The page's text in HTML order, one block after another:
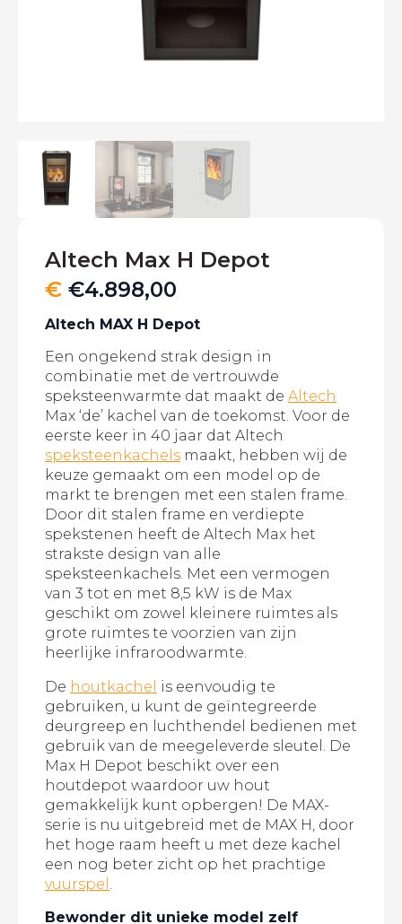
Altech Max H Depot
€ €4.898,00
Altech MAX H Depot
Een ongekend strak design in
combinatie met de vertrouwde
speksteenwarmte dat maakt de Altech
Max ‘de’ kachel van de toekomst. Voor de
eerste keer in 40 jaar dat Altech
speksteenkachels maakt, hebben wij de
keuze gemaakt om een model op de
markt te brengen met een stalen frame.
Door dit stalen frame en verdiepte
spekstenen heeft de Altech Max het
strakste design van alle
speksteenkachels. Met een vermogen
van 3 tot en met 8,5 kW is de Max
geschikt om zowel kleinere ruimtes als
grote ruimtes te voorzien van zijn
heerlijke infraroodwarmte.
De houtkachel
is eenvoudig te
gebruiken, u kunt de geïntegreerde
deurgreep en luchthendel bedienen met
gebruik van de meegeleverde sleutel. De
Max H Depot beschikt over een
houtdepot waardoor uw hout
gemakkelijk kunt opbergen! De MAX-
serie is nu uitgebreid met de MAX H, door
het hoge raam heeft u met deze kachel
een nog beter zicht op het prachtige
vuurspel .
Bewonder dit unieke model zelf